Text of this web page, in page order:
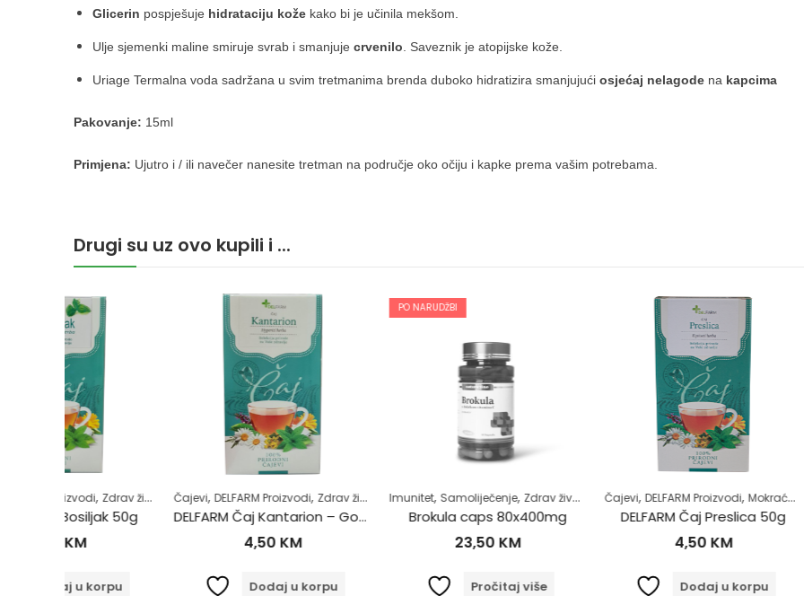
Glicerin pospješuje hidrataciju kože kako bi je učinila mekšom.
Ulje sjemenki maline smiruje svrab i smanjuje crvenilo . Saveznik je atopijske kože.
Uriage Termalna voda sadržana u svim tretmanima brenda duboko hidratizira smanjujući osjećaj nelagode na kapcima
Pakovanje: 15ml
Primjena: Ujutro i / ili navečer nanesite tretman na područje oko očiju i kapke prema vašim potrebama.
Drugi su uz ovo kupili i ...
Čajevi,DELFARM Proizvodi ,Zdrav život
DELFARM Čaj Kantarion – Gospina trava 50g
Dodaj u korpu
PO NARUDŽBI
Imunitet,Samoliječenje,Zdrav život ,Žensko zdravlje
Brokula caps 80x400mg
Pročitaj više
Čajevi,DELFARM Proizvodi ,Mokraćni sistem ,
DELFARM Čaj Preslica 50g
Dodaj u korpu
Čajevi,